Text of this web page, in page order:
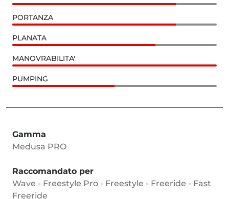
PORTANZA
PLANATA
MANOVRABILITA'
PUMPING
Gamma
Medusa PRO
Raccomandato per
Wave - Freestyle Pro - Freestyle - Freeride - Fast
Freeride